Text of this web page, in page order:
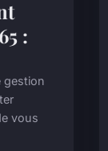
:
gestion
vous